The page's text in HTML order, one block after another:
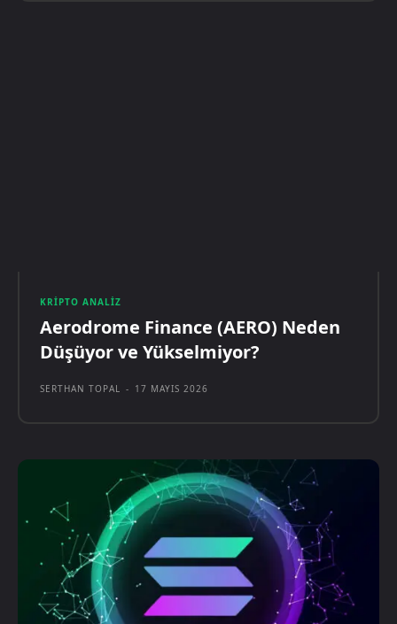
KRIPTO ANALIZ
Aerodrome Finance (AERO) Neden
Düşüyor ve Yükselmiyor?
SERTHAN TOPAL - 17 MAYIS 2026